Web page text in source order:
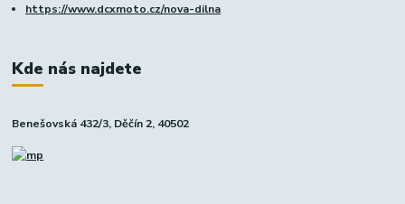
https://www.dcxmoto.cz/nova-dilna
Kde nás najdete
Benešovská 432/3, Děčín 2, 40502